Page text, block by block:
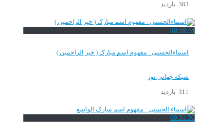
383 بازدید
00:59:44
اسماءالحسنی : مفهوم اسم مبارک ( خیر الراحمین )
شبکه جهانی نور
311 بازدید
00:51:56